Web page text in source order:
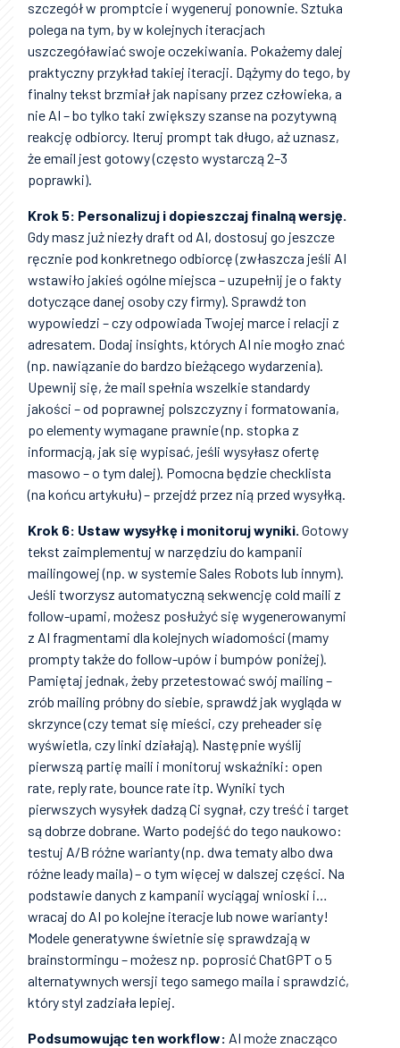
szczegół w promptcie i wygeneruj ponownie. Sztuka
polega na tym, by w kolejnych iteracjach
uszczegóławiać swoje oczekiwania. Pokażemy dalej
praktyczny przykład takiej iteracji. Dążymy do tego, by
finalny tekst brzmiał jak napisany przez człowieka, a
nie AI – bo tylko taki zwiększy szanse na pozytywną
reakcję odbiorcy. Iteruj prompt tak długo, aż uznasz,
że email jest gotowy (często wystarczą 2–3
poprawki).
Krok 5: Personalizuj i dopieszczaj finalną wersję.
Gdy masz już niezły draft od AI, dostosuj go jeszcze
ręcznie pod konkretnego odbiorcę (zwłaszcza jeśli AI
wstawiło jakieś ogólne miejsca – uzupełnij je o fakty
dotyczące danej osoby czy firmy). Sprawdź ton
wypowiedzi – czy odpowiada Twojej marce i relacji z
adresatem. Dodaj insights, których AI nie mogło znać
(np. nawiązanie do bardzo bieżącego wydarzenia).
Upewnij się, że mail spełnia wszelkie standardy
jakości – od poprawnej polszczyzny i formatowania,
po elementy wymagane prawnie (np. stopka z
informacją, jak się wypisać, jeśli wysyłasz ofertę
masowo – o tym dalej). Pomocna będzie checklista
(na końcu artykułu) – przejdź przez nią przed wysyłką.
Krok 6: Ustaw wysyłkę i monitoruj wyniki. Gotowy
tekst zaimplementuj w narzędziu do kampanii
mailingowej (np. w systemie Sales Robots lub innym).
Jeśli tworzysz automatyczną sekwencję cold maili z
follow-upami, możesz posłużyć się wygenerowanymi
z AI fragmentami dla kolejnych wiadomości (mamy
prompty także do follow-upów i bumpów poniżej).
Pamiętaj jednak, żeby przetestować swój mailing –
zrób mailing próbny do siebie, sprawdź jak wygląda w
skrzynce (czy temat się mieści, czy preheader się
wyświetla, czy linki działają). Następnie wyślij
pierwszą partię maili i monitoruj wskaźniki: open
rate, reply rate, bounce rate itp. Wyniki tych
pierwszych wysyłek dadzą Ci sygnał, czy treść i target
są dobrze dobrane. Warto podejść do tego naukowo:
testuj A/B różne warianty (np. dwa tematy albo dwa
różne leady maila) – o tym więcej w dalszej części. Na
podstawie danych z kampanii wyciągaj wnioski i…
wracaj do AI po kolejne iteracje lub nowe warianty!
Modele generatywne świetnie się sprawdzają w
brainstormingu – możesz np. poprosić ChatGPT o 5
alternatywnych wersji tego samego maila i sprawdzić,
który styl zadziała lepiej.
Podsumowując ten workflow: AI może znacząco